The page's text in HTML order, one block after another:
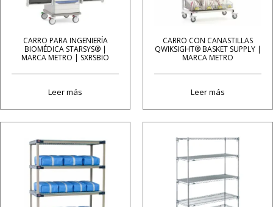
CARRO PARA INGENIERÍA
BIOMÉDICA STARSYS® |
MARCA METRO | SXRSBIO
Leer más
CARRO CON CANASTILLAS
QWIKSIGHT® BASKET SUPPLY |
MARCA METRO
Leer más